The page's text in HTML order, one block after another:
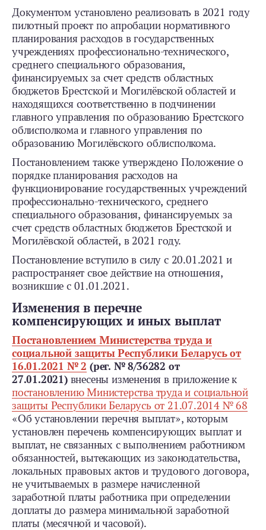
Документом установлено реализовать в 2021 году
пилотный проект по апробации нормативного
планирования расходов в государственных
учреждениях профессионально-­технического,
среднего специального образования,
финансируемых за счет средств областных
бюджетов Брестской и Могилёвской областей и
находящихся соответственно в подчинении
главного управления по образованию Брестского
облисполкома и главного управления по
образованию Могилёвского облисполкома.
Постановлением также утверждено Положение о
порядке планирования расходов на
функционирование государственных учреждений
профессионально-­технического, среднего
специального образования, финансируемых за
счет средств областных бюджетов Брестской и
Могилёвской областей, в 2021 году.
Постановление вступило в силу с 20.01.2021 и
распространяет свое действие на отношения,
возникшие с 01.01.2021.
Изменения в перечне
компенсирующих и иных выплат
Постановлением Министерства труда и
социальной защиты Республики Беларусь от
16.01.2021 № 2 (рег. № 8/36282 от
27.01.2021) внесены изменения в приложение к
постановлению Министерства труда и социальной
защиты Республики Беларусь от 21.07.2014 № 68
«Об установлении перечня выплат», которым
установлен перечень компенсирующих выплат и
выплат, не связанных с выполнением работником
обязанностей, вытекающих из законодательства,
локальных правовых актов и трудового договора,
не учитываемых в размере начисленной
заработной платы работника при определении
доплаты до размера минимальной заработной
платы (месячной и часовой).